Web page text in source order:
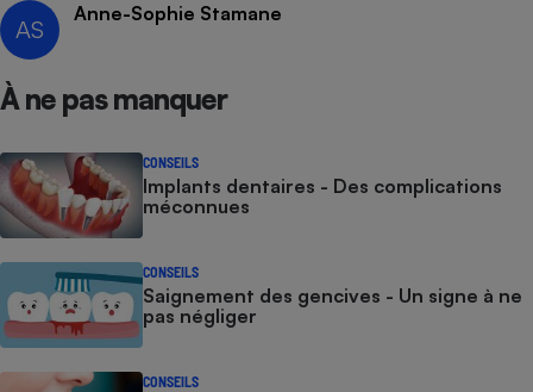
AS
Anne-Sophie Stamane
À ne pas manquer
CONSEILS
Implants dentaires - Des complications
méconnues
CONSEILS
Saignement des gencives - Un signe à ne
pas négliger
CONSEILS